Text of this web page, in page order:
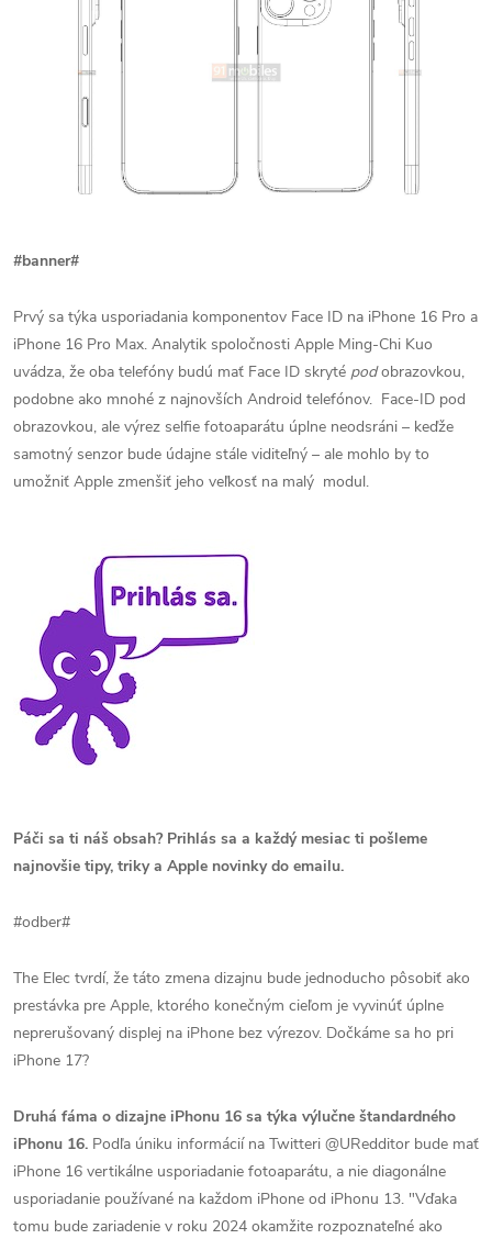
#banner#
Prvý sa týka usporiadania komponentov Face ID na iPhone 16 Pro a
iPhone 16 Pro Max. Analytik spoločnosti Apple Ming-Chi Kuo
uvádza, že oba telefóny budú mať Face ID skryté podobrazovkou,
podobne ako mnohé z najnovších Android telefónov. Face-ID pod
obrazovkou, ale výrez selfie fotoaparátu úplne neodsráni – keďže
samotný senzor bude údajne stále viditeľný – ale mohlo by to
umožniť Apple zmenšiť jeho veľkosť na malý modul.
Páči sa ti náš obsah? Prihlás sa a každý mesiac ti pošleme
najnovšie tipy, triky a Apple novinky do emailu.
#odber#
The Elec tvrdí, že táto zmena dizajnu bude jednoducho pôsobiť ako
prestávka pre Apple, ktorého konečným cieľom je vyvinúť úplne
neprerušovaný displej na iPhone bez výrezov. Dočkáme sa ho pri
iPhone 17?
Druhá fáma o dizajne iPhonu 16 sa týka výlučne štandardného
iPhonu 16. Podľa úniku informácií na Twitteri @URedditor bude mať
iPhone 16 vertikálne usporiadanie fotoaparátu, a nie diagonálne
usporiadanie používané na každom iPhone od iPhonu 13. "Vďaka
tomu bude zariadenie v roku 2024 okamžite rozpoznateľné ako